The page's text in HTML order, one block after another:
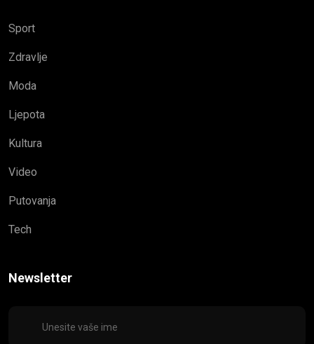
Sport
Zdravlje
Moda
Ljepota
Kultura
Video
Putovanja
Tech
Newsletter